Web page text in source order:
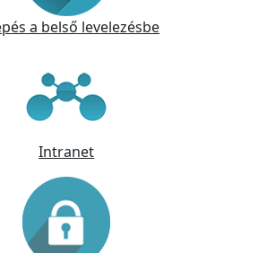
a belső levelezésbe
Intranet